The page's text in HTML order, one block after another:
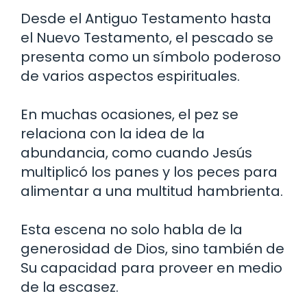
Desde el Antiguo Testamento hasta
el Nuevo Testamento, el pescado se
presenta como un símbolo poderoso
de varios aspectos espirituales.
En muchas ocasiones, el pez se
relaciona con la idea de la
abundancia, como cuando Jesús
multiplicó los panes y los peces para
alimentar a una multitud hambrienta.
Esta escena no solo habla de la
generosidad de Dios, sino también de
Su capacidad para proveer en medio
de la escasez.